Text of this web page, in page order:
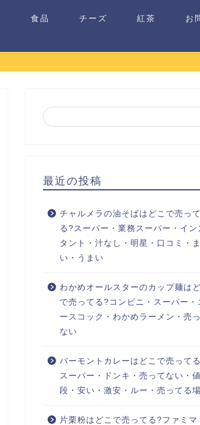
食品 チーズ 紅茶 お
最近の投稿
チャルメラの油そばはどこで売って
る?スーパー・業務スーパー・イン
タント・汁なし・明星・口コミ・
い・うまい
わかめオールスターのカップ麺は
で売ってる?コンビニ・スーパー・
ースコック・わかめラーメン・売
ない
バーモントカレーはどこで売って
スーパー・ドンキ・売ってない・値
段・安い・激安・ルー・売ってる
片栗粉はどこで売ってる?ファミマ